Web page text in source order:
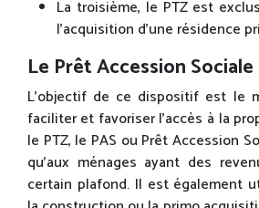
La troisième, le PTZ est
l’acquisition d’une résidence
Le Prêt Accession Sociale
L’objectif de ce dispositif est le
faciliter et favoriser l’accès à la
le PTZ, le PAS ou Prêt Accession
qu’aux ménages ayant des
certain plafond. Il est également